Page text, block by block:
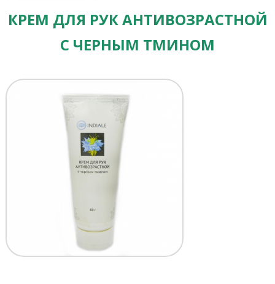
КРЕМ ДЛЯ РУК АНТИВОЗРАСТНОЙ
С ЧЕРНЫМ ТМИНОМ